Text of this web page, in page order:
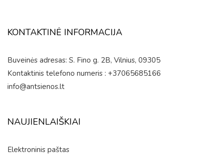
KONTAKTINĖ INFORMACIJA
Buveinės adresas: S. Fino g. 2B, Vilnius, 09305
Kontaktinis telefono numeris : +37065685166
info@antsienos.lt
NAUJIENLAIŠKIAI
Elektroninis paštas